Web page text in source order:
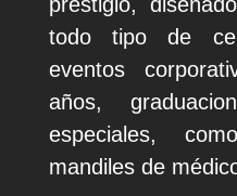
todo tipo de
eventos
años,
especiales,
mandiles de